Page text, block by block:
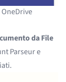
da File
Parseur e